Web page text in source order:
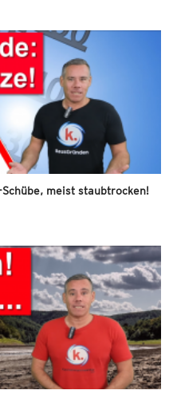
meist staubtrocken!